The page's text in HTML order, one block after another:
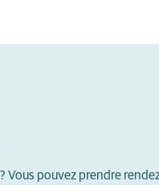
Vous pouvez prendre